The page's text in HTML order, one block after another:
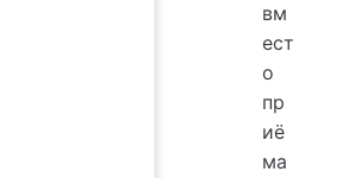
вм
ест
о
пр
иё
ма